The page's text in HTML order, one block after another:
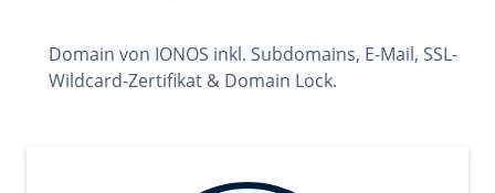
Domain von IONOS inkl. Subdomains, E-Mail, SSL-
Wildcard-Zertifikat & Domain Lock.